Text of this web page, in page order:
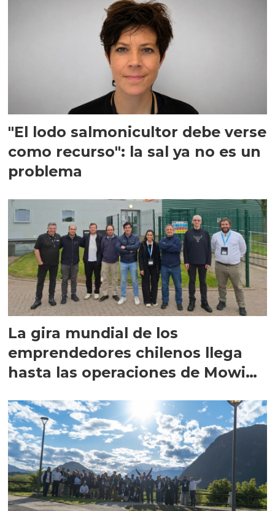
"El lodo salmonicultor debe verse
como recurso": la sal ya no es un
problema
La gira mundial de los
emprendedores chilenos llega
hasta las operaciones de Mowi